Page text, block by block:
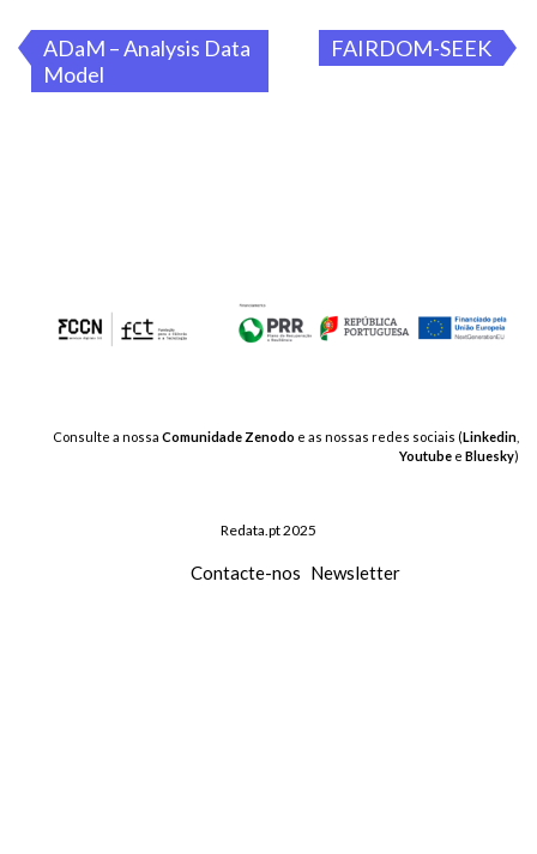
Navegação
de
ADaM – Analysis Data
Model
FAIRDOM-SEEK
Consulte a nossa Comunidade Zenodo e as nossas redes sociais (Linkedin
Youtube e Bluesky)
Redata.pt 2025
Contacte-nos Newsletter